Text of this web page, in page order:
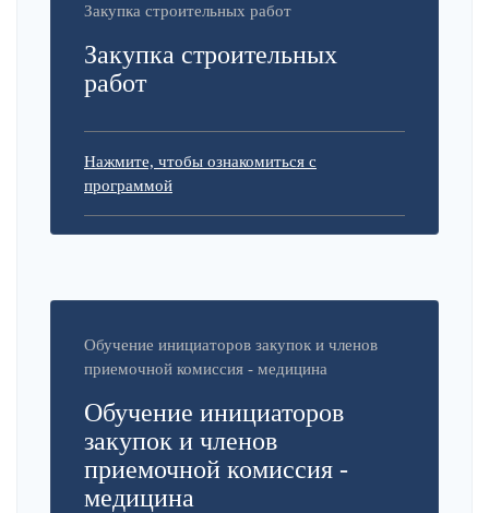
Закупка строительных работ
Закупка строительных
работ
Нажмите, чтобы ознакомиться с
программой
Обучение инициаторов закупок и членов
приемочной комиссия - медицина
Обучение инициаторов
закупок и членов
приемочной комиссия -
медицина